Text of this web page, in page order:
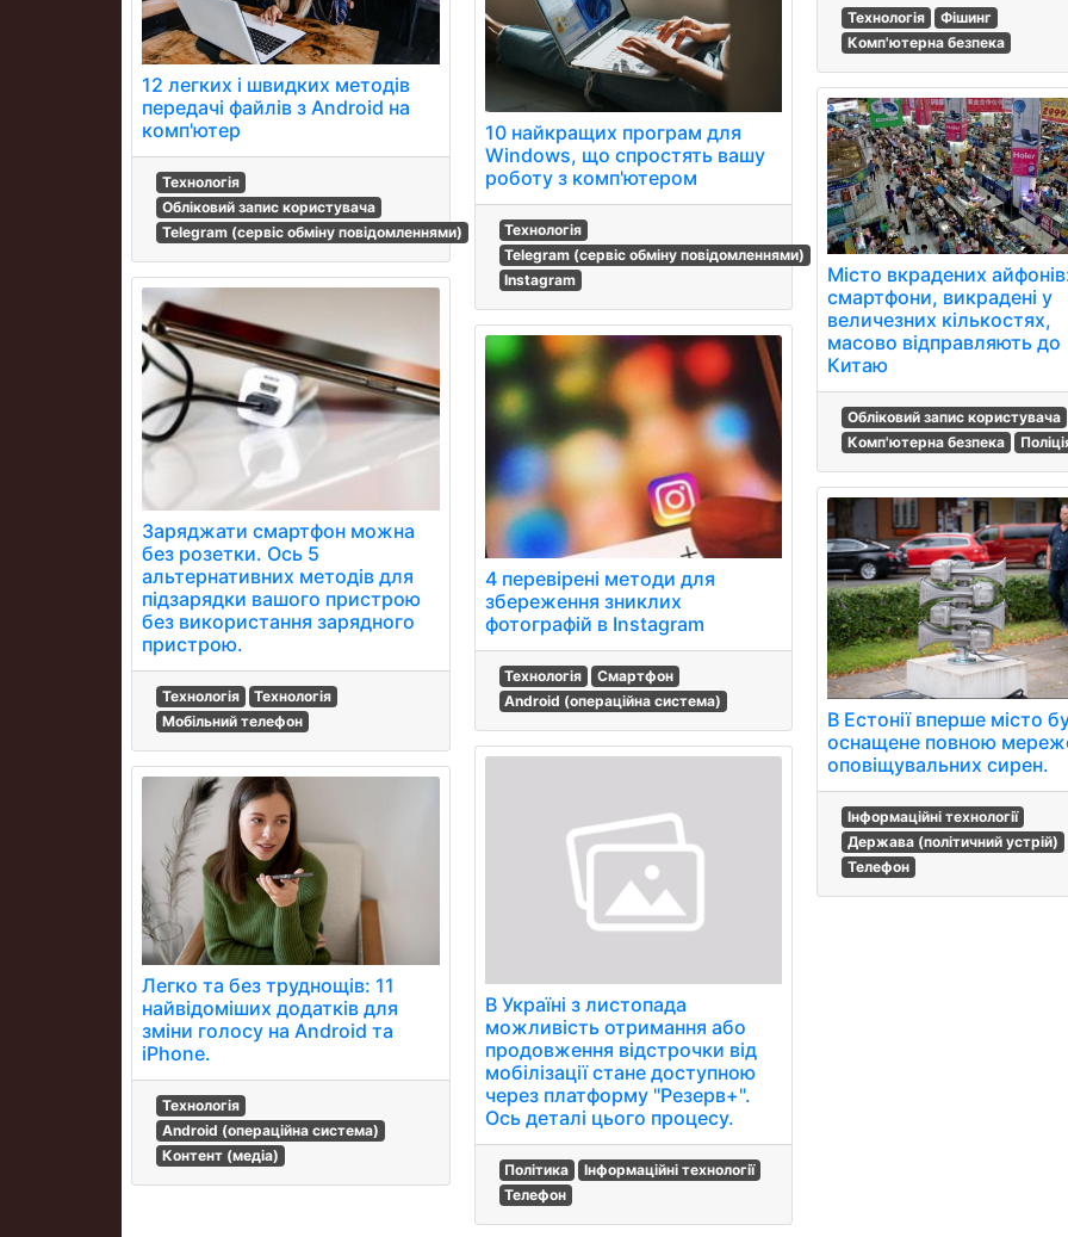
12 легких і швидких методів
передачі файлів з Android на
комп'ютер
Технологія
Обліковий запис користувача
Telegram (сервіс обміну повідомленнями)
Заряджати смартфон можна
без розетки. Ось 5
альтернативних методів для
підзарядки вашого пристрою
без використання зарядного
пристрою.
Технологія
Технологія
Мобільний телефон
Легко та без труднощів: 11
найвідоміших додатків для
зміни голосу на Android та
iPhone.
Технологія
Android (операційна система)
Контент (медіа)
10 найкращих програм для
Windows, що спростять вашу
роботу з комп'ютером
Технологія
Telegram (сервіс обміну повідомленнями)
Instagram
4 перевірені методи для
збереження зниклих
фотографій в Instagram
Технологія
Смартфон
Android (операційна система)
В Україні з листопада
можливість отримання або
продовження відстрочки від
мобілізації стане доступною
через платформу "Резерв+".
Ось деталі цього процесу.
Політика
Інформаційні технології
Телефон
Технологія
Фішинг
Комп'ютерна безпека
Місто вкрадених
смартфони, викрадені у
величезних кількостях,
масово відправляють до
Китаю
Обліковий запис користувача
Комп'ютерна безпека
В Естонії вперше місто
оснащене повною
оповіщувальних сирен.
Інформаційні технології
Держава (політичний устрій)
Телефон